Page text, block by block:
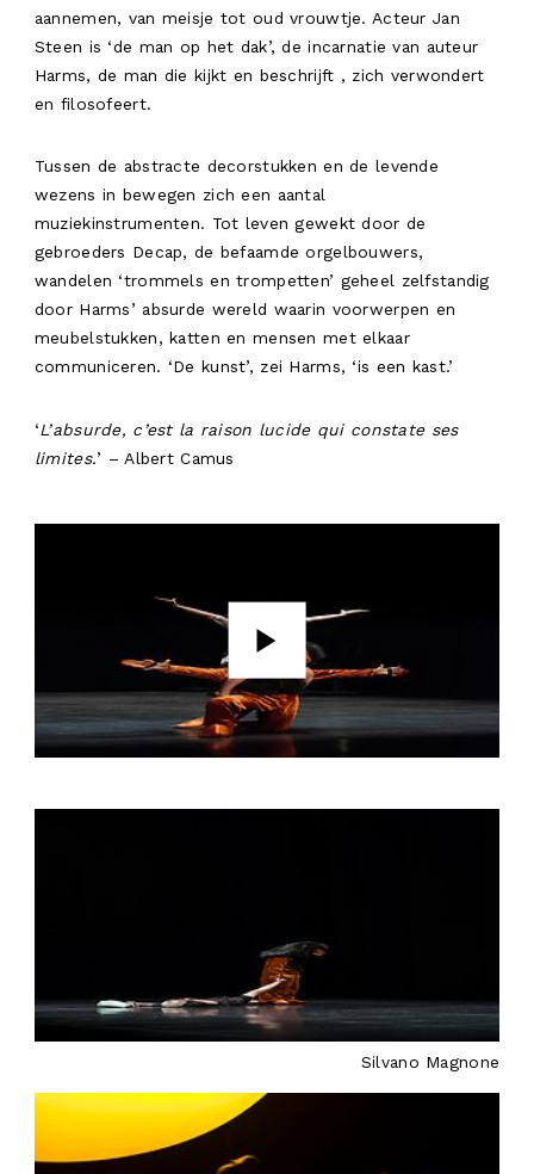
RESIDENTIE
AGENDA
aannemen, van meisje tot oud vrouwtje. Acteur Jan
Steen is ‘de man op het dak’, de incarnatie van auteur
Harms, de man die kijkt en beschrijft , zich verwondert
en filosofeert.
Tussen de abstracte decorstukken en de levende
wezens in bewegen zich een aantal
muziekinstrumenten. Tot leven gewekt door de
gebroeders Decap, de befaamde orgelbouwers,
wandelen ‘trommels en trompetten’ geheel zelfstandig
door Harms’ absurde wereld waarin voorwerpen en
meubelstukken, katten en mensen met elkaar
communiceren. ‘De kunst’, zei Harms, ‘is een kast.’
‘L’absurde, c’est la raison lucide qui constate ses
limites.’ – Albert Camus
Silvano Magnone